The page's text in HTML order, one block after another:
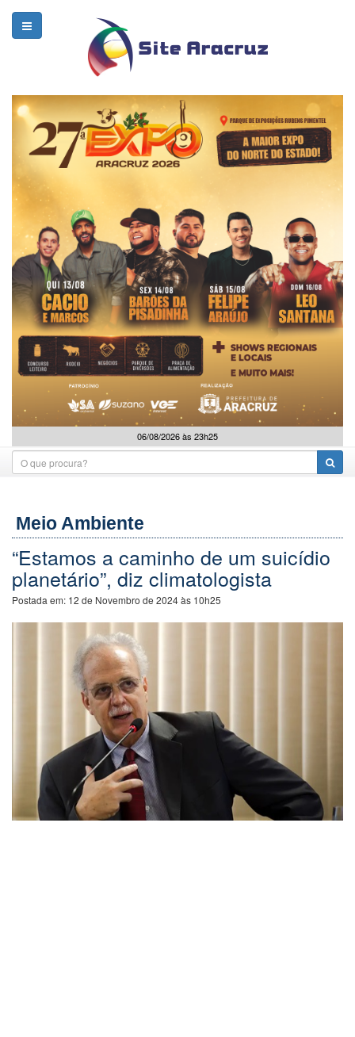
06/08/2026 às 23h25
Meio Ambiente
“Estamos a caminho de um suicídio
planetário”, diz climatologista
Postada em: 12 de Novembro de 2024 às 10h25